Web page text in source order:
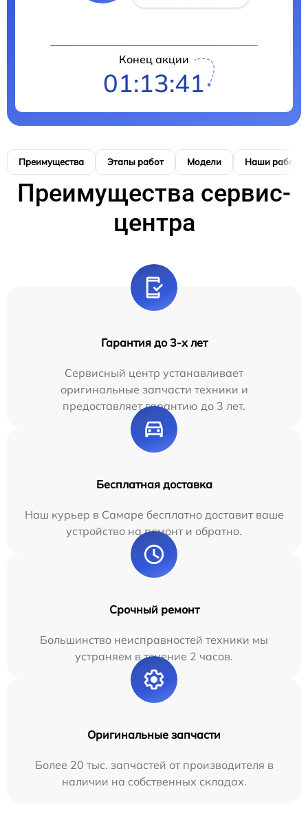
Конец акции
01:13:40
Преимущества Этапы работ Модели Наши работы
Преимущества сервис-
центра
Гарантия до 3-х лет
Сервисный центр устанавливает
оригинальные запчасти техники и
предоставляет гарантию до 3 лет.
Бесплатная доставка
Наш курьер в Самаре бесплатно доставит ваше
устройство на ремонт и обратно.
Срочный ремонт
Большинство неисправностей техники мы
устраняем в течение 2 часов.
Оригинальные запчасти
Более 20 тыс. запчастей от производителя в
наличии на собственных складах.